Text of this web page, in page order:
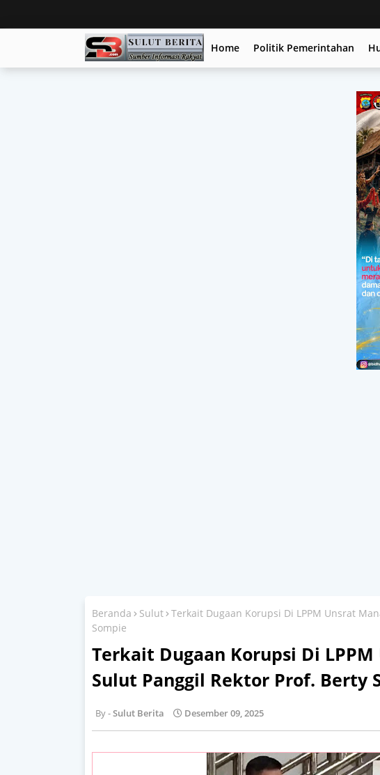
Home Politik Pemerintahan
Beranda Sulut Terkait Dugaan Korupsi Di LPPM Unsrat
Sompie
Terkait Dugaan Korupsi Di
Sulut Panggil Rektor Prof. Berty
Sulut Berita Desember 09, 2025